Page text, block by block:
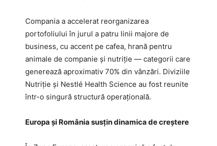
Compania a accelerat reorganizarea
portofoliului în jurul a patru linii majore de
business, cu accent pe cafea, hrană pentru
animale de companie și nutriție — categorii care
generează aproximativ 70% din vânzări. Diviziile
Nutriție și Nestlé Health Science au fost reunite
într-o singură structură operațională.
Europa și România susțin dinamica de creștere